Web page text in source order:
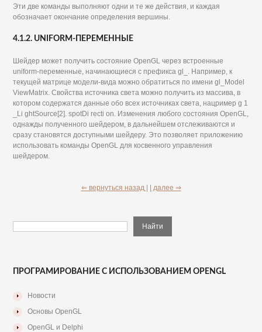
Эти две команды выполняют одни и те же действия, и каждая
обозначает окончание определения вершины.
4.1.2. UNIFORM-ПЕРЕМЕННЫЕ
Шейдер может получить состояние OpenGL через встроенные
uniform-переменные, начинающиеся с префикса gl_. Например, к
текущей матрице модели-вида можно обратиться по имени gl_Model
ViewMatriх. Свойства источника света можно получить из массива, в
котором содержатся данные обо всех источниках света, нацример g 1
_Li ghtSource[2]. spotDi recti on. Изменения любого состояния OpenGL,
однажды полученного шейдером, в дальнейшем отслеживаются и
сразу становятся доступными шейдеру. Это позволяет приложению
использовать команды OpenGL для косвенного управления
шейдером.
⇐ вернуться назад | | далее ⇒
ПРОГРАМИРОВАНИЕ С ИСПОЛЬЗОВАНИЕМ OPENGL
Новости
Основы OpenGL
OpenGL и Delphi